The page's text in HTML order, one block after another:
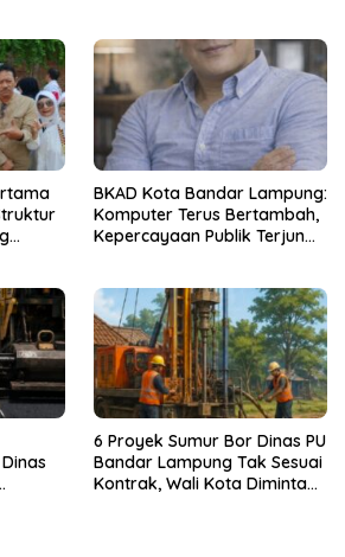
BKAD Kota Bandar Lampung:
Komputer Terus Bertambah,
Kepercayaan Publik Terjun
6 Proyek Sumur Bor Dinas PU
Bandar Lampung Tak Sesuai
Kontrak, Wali Kota Diminta